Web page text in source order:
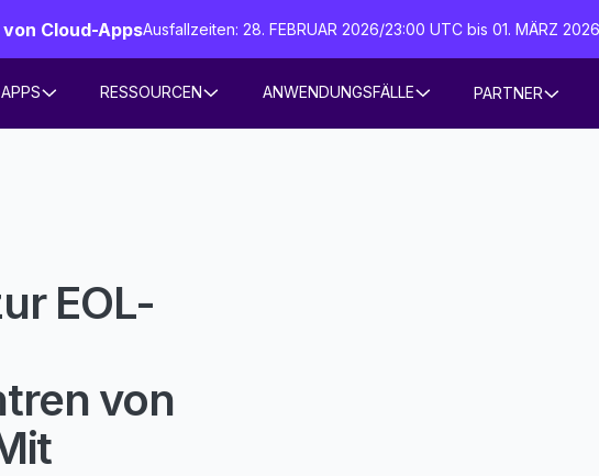
Cloud-AppsAusfallzeiten: 28. FEBRUAR 2026/23:00 UTC bis 01. MÄRZ
RESSOURCEN ANWENDUNGSFÄLLE PARTNER
EOL-
von